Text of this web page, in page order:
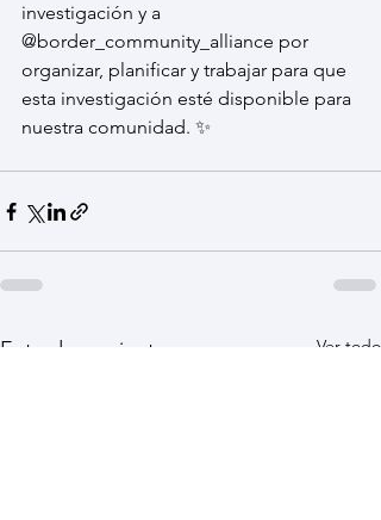
investigación y a
@border_community_alliance por
organizar, planificar y trabajar para que
esta investigación esté disponible para
nuestra comunidad. ✨
Entradas recientes Ver todo